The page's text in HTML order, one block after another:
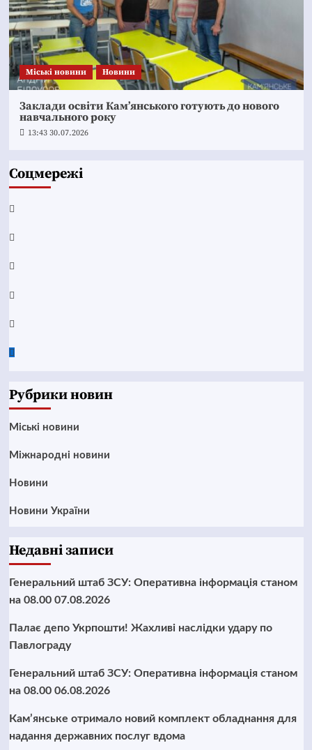
Mіські новини Новини
Заклади освіти Кам’янського готують до нового
навчального року
13:43 30.07.2026
Соцмережі
Facebook
YouTube
Telegram
Instagram
Twitter
Google
Рубрики новин
Mіські новини
Міжнародні новини
Новини
Новини України
Недавні записи
Генеральний штаб ЗСУ: Оперативна інформація станом
на 08.00 07.08.2026
Палає депо Укрпошти! Жахливі наслідки удару по
Павлограду
Генеральний штаб ЗСУ: Оперативна інформація станом
на 08.00 06.08.2026
Кам’янське отримало новий комплект обладнання для
надання державних послуг вдома